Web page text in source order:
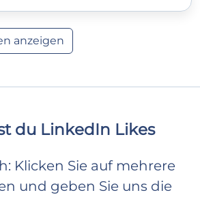
anzeigen
du LinkedIn Likes
Klicken Sie auf mehrere
und geben Sie uns die